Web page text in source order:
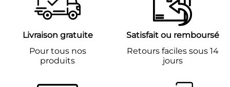
Livraison gratuite
Pour tous nos
produits
Satisfait ou remboursé
Retours faciles sous 14
jours